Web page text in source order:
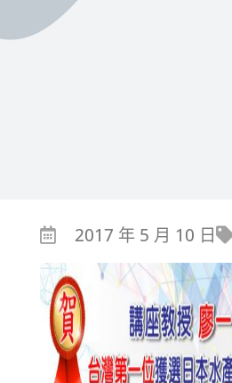
2017 年 5 月 10 日